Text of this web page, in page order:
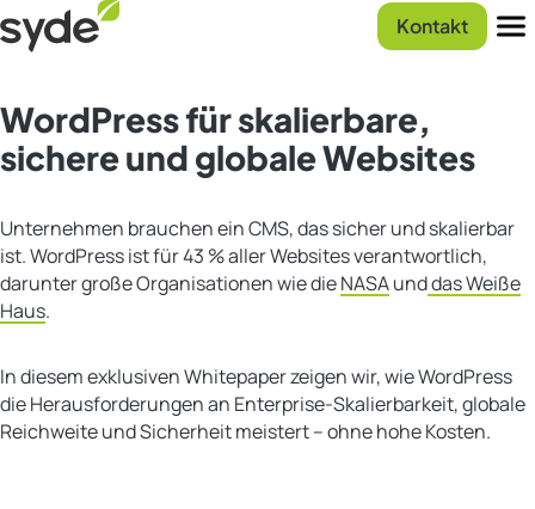
Zum
Inhalt
Syde
Startseite
Kontakt
WordPress für skalierbare,
sichere und globale Websites
Unternehmen brauchen ein CMS, das sicher und skalierbar
ist. WordPress ist für 43 % aller Websites verantwortlich,
darunter große Organisationen wie dieNASAunddas Weiße
Haus.
In diesem exklusiven Whitepaper zeigen wir, wie WordPress
die Herausforderungen an Enterprise-Skalierbarkeit, globale
Reichweite und Sicherheit meistert – ohne hohe Kosten.